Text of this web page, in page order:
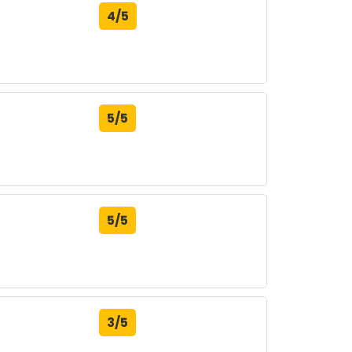
4/5
5/5
5/5
3/5